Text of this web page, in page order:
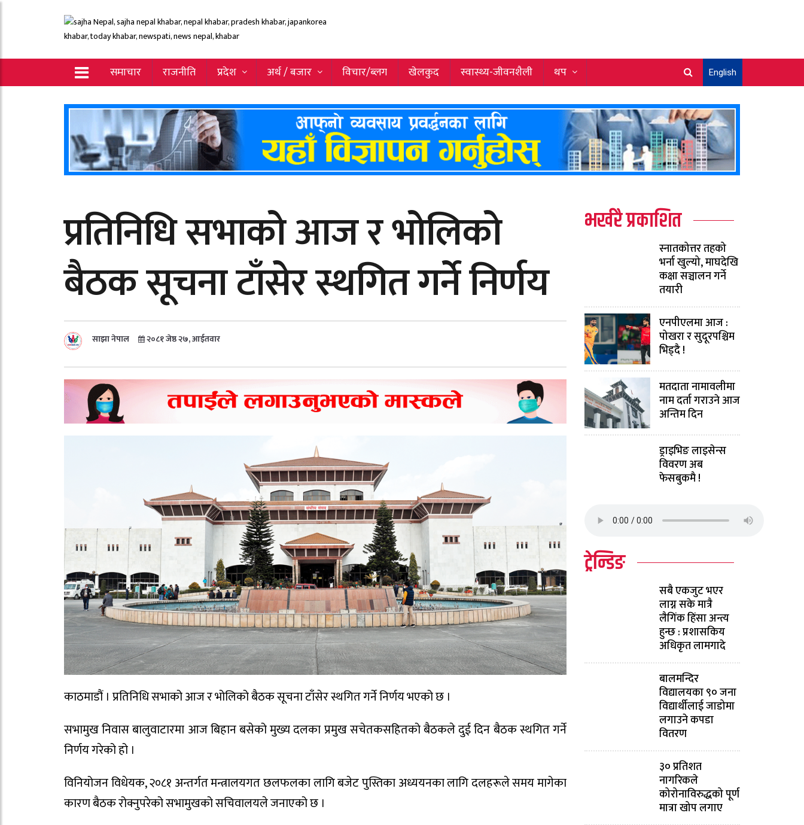
समाचार राजनीति प्रदेश अर्थ / बजार विचार/ब्लग खेलकुद स्वास्थ्य-जीवनशैली थप English
प्रतिनिधि सभाको आज र भोलिको
बैठक सूचना टाँसेर स्थगित गर्ने निर्णय
साझा नेपाल २०८१ जेष्ठ २७, आईतवार
काठमाडौं । प्रतिनिधि सभाको आज र भोलिको बैठक सूचना टाँसेर स्थगित गर्ने निर्णय भएको छ ।
सभामुख निवास बालुवाटारमा आज बिहान बसेको मुख्य दलका प्रमुख सचेतकसहितको बैठकले दुई दिन बैठक स्थगित गर्ने
निर्णय गरेको हो ।
विनियोजन विधेयक, २०८१ अन्तर्गत मन्त्रालयगत छलफलका लागि बजेट पुस्तिका अध्ययनका लागि दलहरूले समय मागेका
कारण बैठक रोक्नुपरेको सभामुखको सचिवालयले जनाएको छ ।
भर्खरै प्रकाशित
स्नातकोत्तर तहको
भर्ना खुल्यो, माघदेखि
कक्षा सञ्चालन गर्ने
तयारी
एनपीएलमा आज :
पोखरा र सुदूरपश्चिम
भिड्दै !
मतदाता नामावलीमा
नाम दर्ता गराउने आज
अन्तिम दिन
ड्राइभिङ लाइसेन्स
विवरण अब
फेसबुकमै !
ट्रेन्डिङ
सबै एकजुट भएर
लाग्न सके मात्रै
लैगिंक हिंसा अन्त्य
हुन्छ : प्रशासकिय
अधिकृत लामगादे
बालमन्दिर
विद्यालयका ९० जना
विद्यार्थीलाई जाडोमा
लगाउने कपडा
वितरण
३० प्रतिशत
नागरिकले
कोरोनाविरुद्धको पूर्ण
मात्रा खोप लगाए